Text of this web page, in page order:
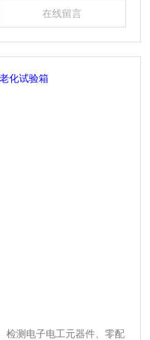
计，使室内温湿度均匀，避
在线留言
检测电子电工元器件、零配